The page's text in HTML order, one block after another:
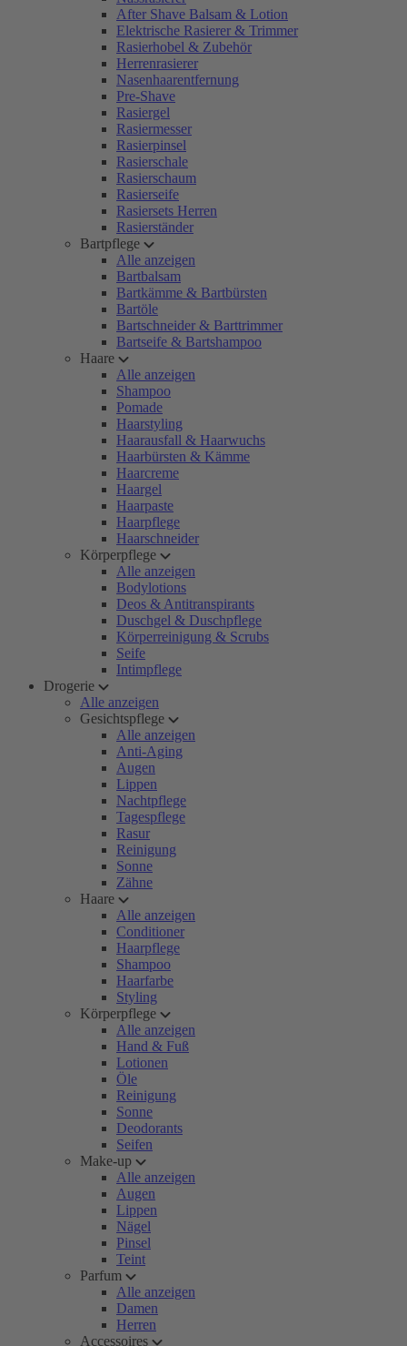
After Shave Balsam & Lotion
Elektrische Rasierer & Trimmer
Rasierhobel & Zubehör
Herrenrasierer
Nasenhaarentfernung
Pre-Shave
Rasiergel
Rasiermesser
Rasierpinsel
Rasierschale
Rasierschaum
Rasierseife
Rasiersets Herren
Rasierständer
Bartpflege
Alle anzeigen
Bartbalsam
Bartkämme & Bartbürsten
Bartöle
Bartschneider & Barttrimmer
Bartseife & Bartshampoo
Haare
Alle anzeigen
Shampoo
Pomade
Haarstyling
Haarausfall & Haarwuchs
Haarbürsten & Kämme
Haarcreme
Haargel
Haarpaste
Haarpflege
Haarschneider
Körperpflege
Alle anzeigen
Bodylotions
Deos & Antitranspirants
Duschgel & Duschpflege
Körperreinigung & Scrubs
Seife
Intimpflege
Drogerie
Alle anzeigen
Gesichtspflege
Alle anzeigen
Anti-Aging
Augen
Lippen
Nachtpflege
Tagespflege
Rasur
Reinigung
Sonne
Zähne
Haare
Alle anzeigen
Conditioner
Haarpflege
Shampoo
Haarfarbe
Styling
Körperpflege
Alle anzeigen
Hand & Fuß
Lotionen
Öle
Reinigung
Sonne
Deodorants
Seifen
Make-up
Alle anzeigen
Augen
Lippen
Nägel
Pinsel
Teint
Parfum
Alle anzeigen
Damen
Herren
Accessoires